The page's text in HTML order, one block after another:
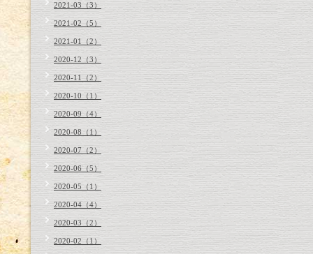
2021-03（3）
2021-02（5）
2021-01（2）
2020-12（3）
2020-11（2）
2020-10（1）
2020-09（4）
2020-08（1）
2020-07（2）
2020-06（5）
2020-05（1）
2020-04（4）
2020-03（2）
2020-02（1）